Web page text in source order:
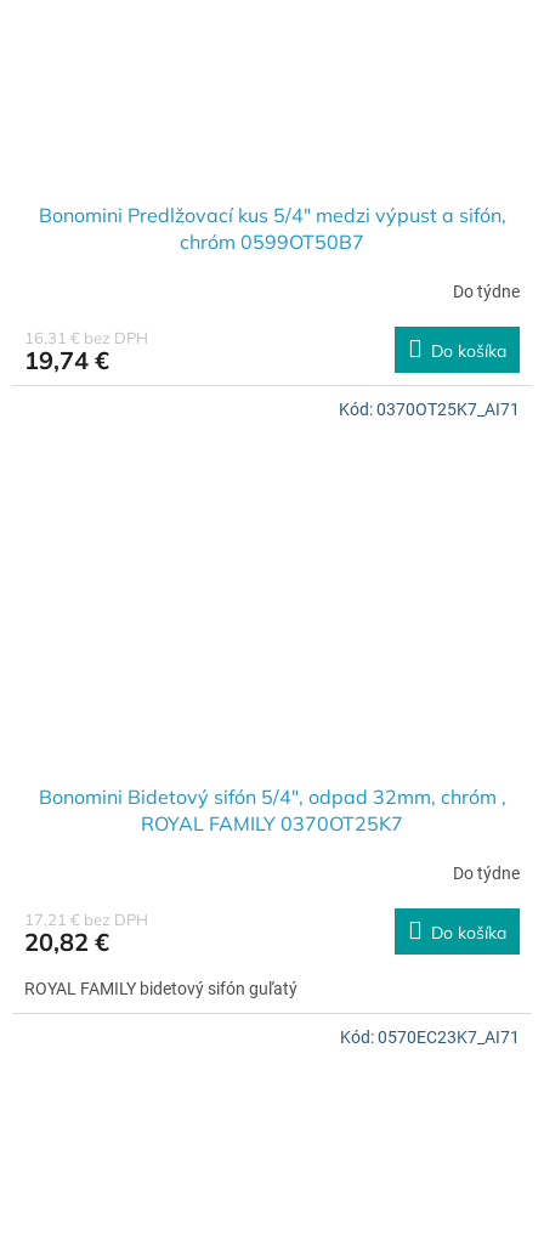
Bonomini Predlžovací kus 5/4" medzi výpust a sifón,
chróm 0599OT50B7
Do týdne
16,31 € bez DPH
19,74 € Do košíka
Bonomini Bidetový sifón 5/4", odpad 32mm, chróm ,
ROYAL FAMILY 0370OT25K7
Do týdne
17,21 € bez DPH
20,82 € Do košíka
ROYAL FAMILY bidetový sifón guľatý
Kód:0370OT25K7_AI71
Kód:0570EC23K7_AI71